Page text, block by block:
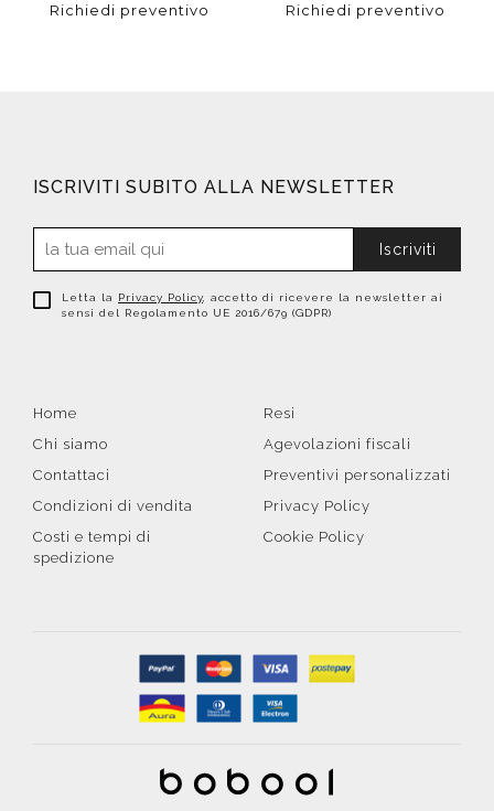
Richiedi preventivo Richiedi preventivo
ISCRIVITI SUBITO ALLA NEWSLETTER
Iscriviti
Letta la Privacy Policy, accetto di ricevere la newsletter ai
sensi del Regolamento UE 2016/679 (GDPR)
Home
Chi siamo
Contattaci
Condizioni di vendita
Costi e tempi di
spedizione
Resi
Agevolazioni fiscali
Preventivi personalizzati
Privacy Policy
Cookie Policy